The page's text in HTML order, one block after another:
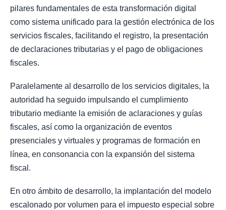
pilares fundamentales de esta transformación digital
como sistema unificado para la gestión electrónica de los
servicios fiscales, facilitando el registro, la presentación
de declaraciones tributarias y el pago de obligaciones
fiscales.
Paralelamente al desarrollo de los servicios digitales, la
autoridad ha seguido impulsando el cumplimiento
tributario mediante la emisión de aclaraciones y guías
fiscales, así como la organización de eventos
presenciales y virtuales y programas de formación en
línea, en consonancia con la expansión del sistema
fiscal.
En otro ámbito de desarrollo, la implantación del modelo
escalonado por volumen para el impuesto especial sobre